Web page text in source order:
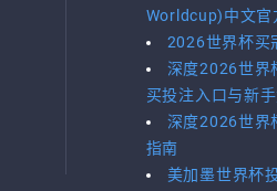
Worldcup)中文官
2026世界杯买
深度2026世
买投注入口与新
深度2026世
指南
美加墨世界杯